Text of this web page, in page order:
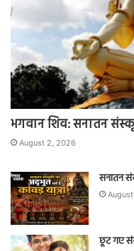
भगवान शिव: सनातन
August 2, 2026
सनातन
छूट गए